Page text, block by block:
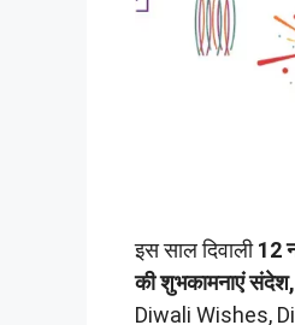
इस साल दिवाली12
की शुभकामनाएं
Diwali Wishes,